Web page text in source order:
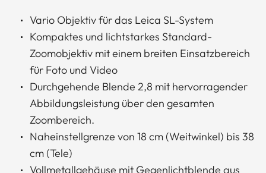
Vario Objektiv für das Leica SL-System
Kompaktes und lichtstarkes Standard-
Zoomobjektiv mit einem breiten Einsatzbereich
für Foto und Video
Durchgehende Blende 2,8 mit hervorragender
Abbildungsleistung über den gesamten
Zoombereich.
Naheinstellgrenze von 18 cm (Weitwinkel) bis 38
cm (Tele)
Vollmetallgehäuse mit Gegenlichtblende aus